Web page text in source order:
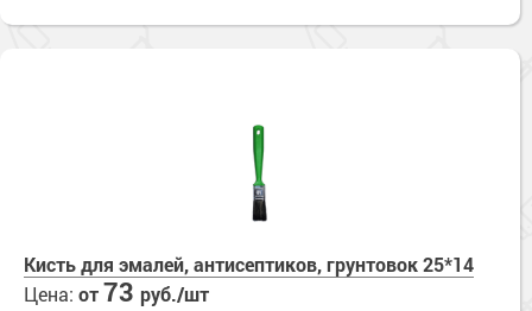
Кисть для эмалей, антисептиков, грунтовок 25*14
Цена: от73 руб./шт